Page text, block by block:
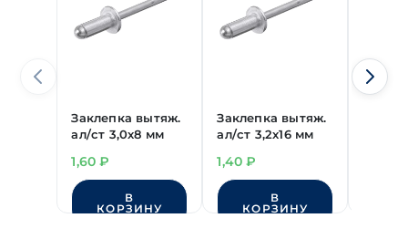
Заклепка вытяж.
ал/ст 3,0х8 мм
1,60₽
В
КОРЗИНУ
Заклепка вытяж.
ал/ст 3,2х16 мм
1,40₽
В
КОРЗИНУ